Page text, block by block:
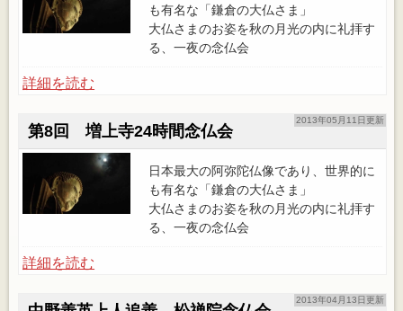
も有名な「鎌倉の大仏さま」
大仏さまのお姿を秋の月光の内に礼拝す
る、一夜の念仏会
詳細を読む
2013年05月11日更新
第8回 増上寺24時間念仏会
日本最大の阿弥陀仏像であり、世界的に
も有名な「鎌倉の大仏さま」
大仏さまのお姿を秋の月光の内に礼拝す
る、一夜の念仏会
詳細を読む
2013年04月13日更新